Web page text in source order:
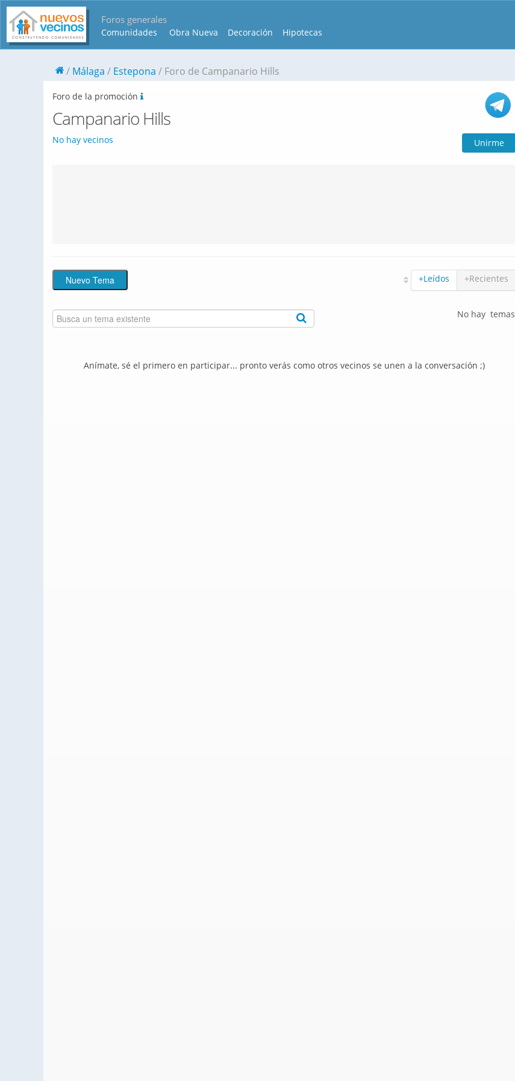
Foros generales
Comunidades Obra Nueva Decoración Hipotecas
Málaga Estepona Foro de Campanario Hills
Foro de la promoción
Campanario Hills
No hay vecinos Unirme
+Leídos +Recientes
No hay temas
Anímate, sé el primero en participar... pronto verás como otros vecinos se unen a la conversación ;)